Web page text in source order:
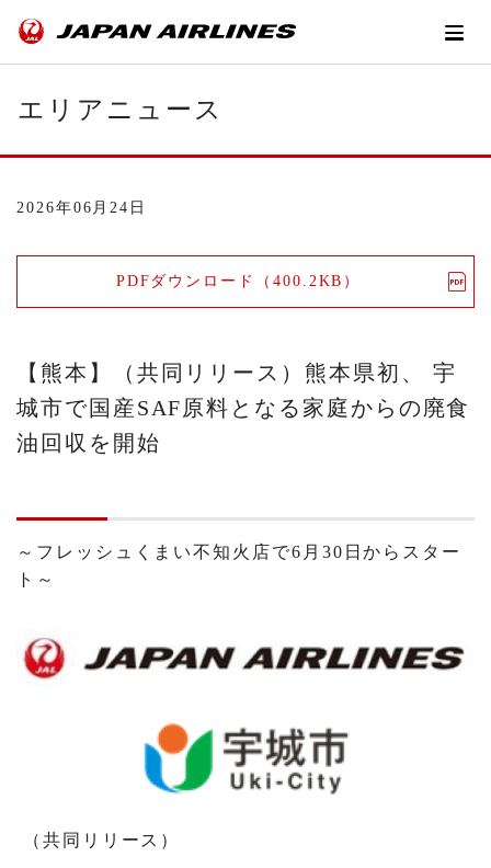
エリアニュース
2026年06月24日
PDFダウンロード（400.2KB）
【熊本】（共同リリース）熊本県初、 宇
城市で国産SAF原料となる家庭からの廃食
油回収を開始
～フレッシュくまい不知火店で6月30日からスター
ト～
（共同リリース）